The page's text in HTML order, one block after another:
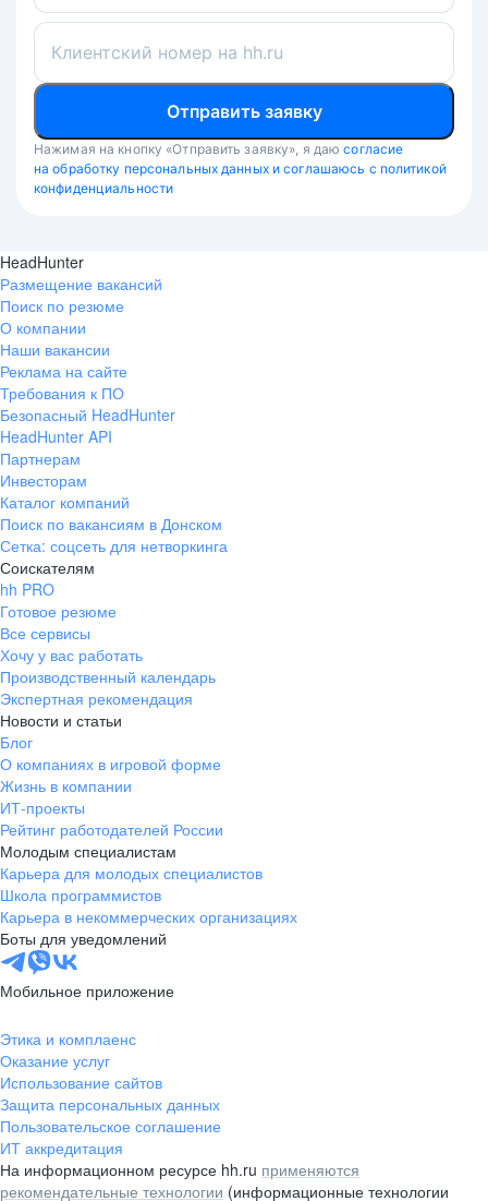
Клиентский номер на hh.ru
Отправить заявку
Нажимая на кнопку «Отправить заявку», я даю согласие
на обработку персональных данных и соглашаюсь с политикой
конфиденциальности
HeadHunter
Размещение вакансий
Поиск по резюме
О компании
Наши вакансии
Реклама на сайте
Требования к ПО
Безопасный HeadHunter
HeadHunter API
Партнерам
Инвесторам
Каталог компаний
Поиск по вакансиям в Донском
Сетка: соцсеть для нетворкинга
Соискателям
hh PRO
Готовое резюме
Все сервисы
Хочу у вас работать
Производственный календарь
Экспертная рекомендация
Новости и статьи
Блог
О компаниях в игровой форме
Жизнь в компании
ИТ-проекты
Рейтинг работодателей России
Молодым специалистам
Карьера для молодых специалистов
Школа программистов
Карьера в некоммерческих организациях
Боты для уведомлений
Мобильное приложение
Этика и комплаенс
Оказание услуг
Использование сайтов
Защита персональных данных
Пользовательское соглашение
ИТ аккредитация
На информационном ресурсе hh.ru применяются
рекомендательные технологии (информационные технологии